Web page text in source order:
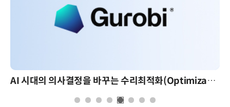
AI 시대의 의사결정을 바꾸는 수리최적화(Optimization): 실제 산업 적용 사례와 활용 전략 AI 핀